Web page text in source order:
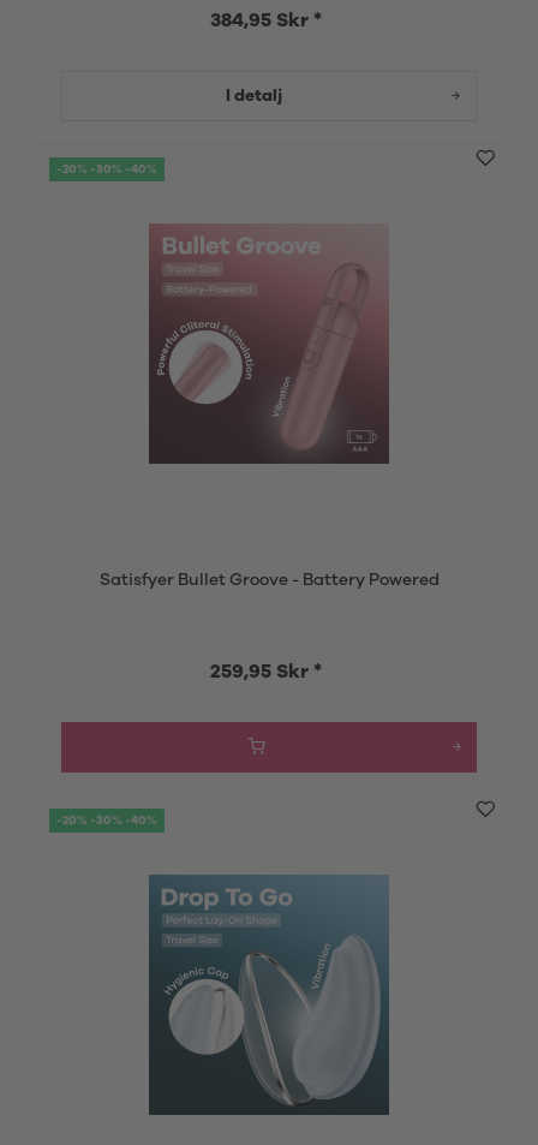
384,95 Skr *
I detalj
-20% -30% -40%
Satisfyer Bullet Groove - Battery Powered
259,95 Skr *
-20% -30% -40%